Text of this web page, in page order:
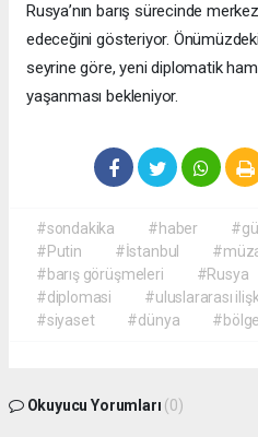
Rusya’nın barış sürecinde
edeceğini gösteriyor.
seyrine göre, yeni diplomatik
yaşanması bekleniyor.
#sondakika #haber
#Putin
#İstanbul
#barış görüşmeleri
#Rusya
#diplomasi
#uluslararası
#siyaset
#dünya
Okuyucu Yorumları (0)